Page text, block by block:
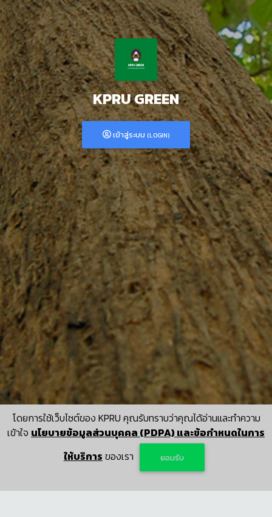
KPRU GREEN
เข้าสู่ระบบ (LOGIN)
โดยการใช้เว็บไซต์ของ KPRU คุณรับทราบว่าคุณได้อ่านและทำความ
เข้าใจ นโยบายข้อมูลส่วนบุคคล (PDPA) และข้อกำหนดในการ
ให้บริการ ของเรา ยอมรับ